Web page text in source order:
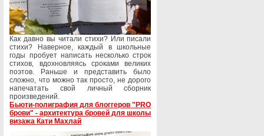
Как давно вы читали стихи? Или писали
стихи? Наверное, каждый в школьные
годы пробует написать несколько строк
стихов, вдохновляясь сроками великих
поэтов. Раньше и представить было
сложно, что можно так просто, не дорого
напечатать свой личный сборник
произведений.
Бьюти-полиграфия для блоггеров "PRO
брови" - архитектура бровей для школы
визажа Кати Махлай